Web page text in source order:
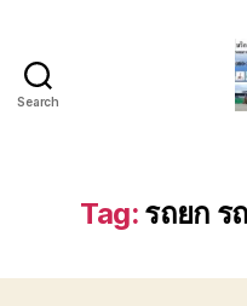
Search
Tag: รถยก ร